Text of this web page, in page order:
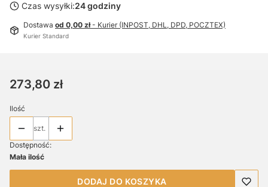
Czas wysyłki:24 godziny
Dostawa od 0,00 zł- Kurier (INPOST, DHL, DPD, POCZTEX)
Kurier Standard
Cena
273,80 zł
Ilość
szt.
Dostępność:
Mała ilość
DODAJ DO KOSZYKA